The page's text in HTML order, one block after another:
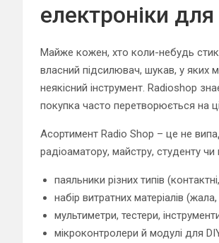
електроніки
Майже кожен, хто коли-небудь
власний підсилювач, шукав, у яких
неякісний інструмент. Radioshop
покупка часто перетворюється на
Асортимент Radio Shop – це не
радіоаматору, майстру, студенту чи
паяльники різних типів
набір витратних матеріалів
мультиметри, тестери,
мікроконтролери й модулі для